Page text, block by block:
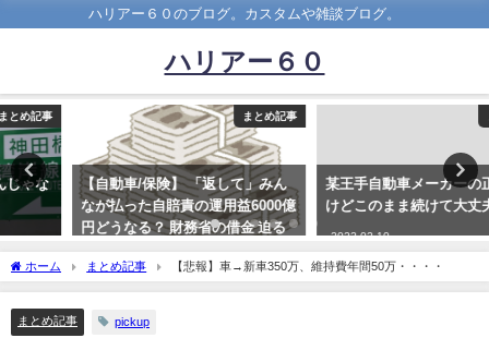
ハリアー６０のブログ。カスタムや雑談ブログ。
ハリアー６０
まとめ記事
【自動車/保険】 「返して」みん
なが払った自賠責の運用益6000億
円どうなる？ 財務省の借金 迫る
期限
某王手自動車メーカーの正社員だ
けどこのまま続けて大丈夫？？
2022-02-10
ホーム まとめ記事 【悲報】車→新車350万、維持費年間50万・・・・
まとめ記事 pickup